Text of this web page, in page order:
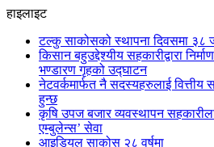
हाइलाइट
टल्कु साकोसको स्थापना दिवसमा ३८
किसान बहुउद्देश्यीय सहकारीद्वारा
भण्डारण गृहको उद्घाटन
नेटवर्कमार्फत नै सदस्यहरुलाई वित्तीय
हुन्छ
कृषि उपज बजार व्यवस्थापन
एम्बुलेन्स’ सेवा
आइडियल साकोस २८ वर्षमा